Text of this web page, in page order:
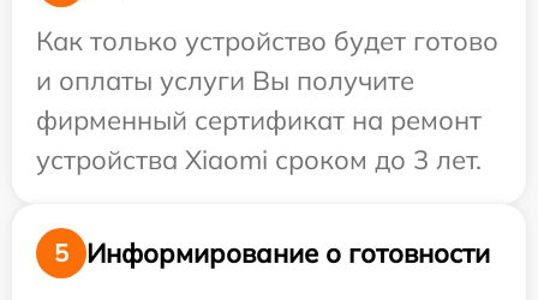
Как только устройство будет готово
и оплаты услуги Вы получите
фирменный сертификат на ремонт
устройства Xiaomi сроком до 3 лет.
5
Информирование о готовности